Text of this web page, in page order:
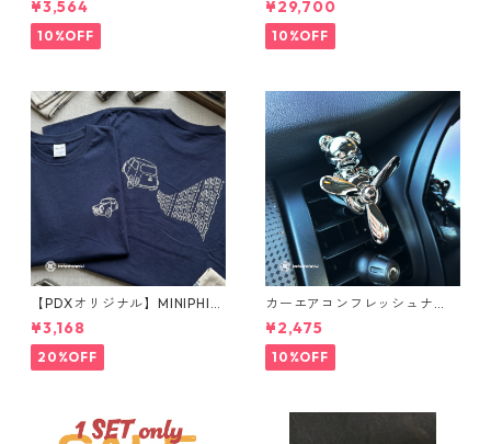
¥3,564
10%OFF
¥29,700
10%OFF
【PDXオリジナル】MINIPHIL
E Tシャツ
¥3,168
20%OFF
カーエアコンフレッシュナ
ー メタルベア（シルバー）
¥2,475
10%OFF